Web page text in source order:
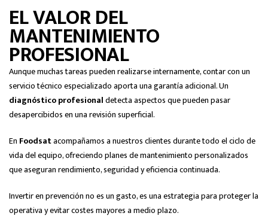
EL VALOR DEL
MANTENIMIENTO
PROFESIONAL
Aunque muchas tareas pueden realizarse internamente, contar con un
servicio técnico especializado aporta una garantía adicional. Un
diagnóstico profesionaldetecta aspectos que pueden pasar
desapercibidos en una revisión superficial.
En Foodsatacompañamos a nuestros clientes durante todo el ciclo de
vida del equipo, ofreciendo planes de mantenimiento personalizados
que aseguran rendimiento, seguridad y eficiencia continuada.
Invertir en prevención no es un gasto, es una estrategia para proteger la
operativa y evitar costes mayores a medio plazo.